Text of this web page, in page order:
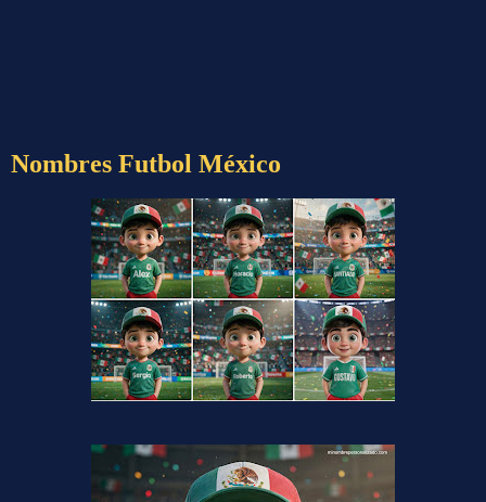
Nombres Futbol México